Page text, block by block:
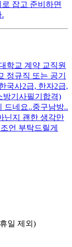
잡고 준비하면
.
학교 계약 교직원
정규직 또는 공기
국사2급, 한자2급,
방기사필기합격)
드네요..중구남방..
닌지 괜한 생각만
언 부탁드릴게
일 제외)